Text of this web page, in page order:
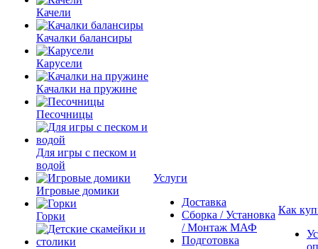
Качели
Качалки балансиры
Карусели
Качалки на пружине
Песочницы
Для игры с песком и
водой
Игровые домики
Горки
Услуги
Доставка
Сборка / Установка
/ Монтаж МАФ
Подготовка
Как